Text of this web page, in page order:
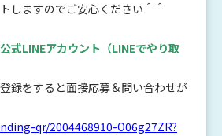
しますのでご安心ください＾＾
式LINEアカウント （LINEでやり取
録をすると面接応募＆問い合わせが
qr/2004468910-O06g27ZR?